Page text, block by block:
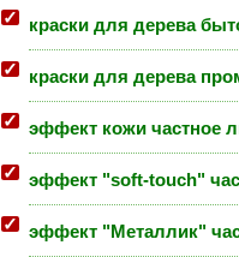
краски для дерева
краски для дерева
эффект кожи частное
эффект "soft-touch"
эффект "Металлик"